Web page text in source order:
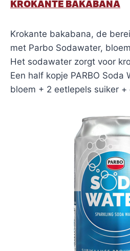
KROKANTE BAKABANA
Krokante bakabana, de
met Parbo Sodawater,
Het sodawater zorgt voor
Een half kopje PARBO Soda
bloem + 2 eetlepels suiker